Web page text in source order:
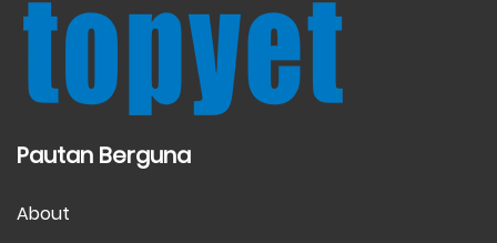
Pautan Berguna
About